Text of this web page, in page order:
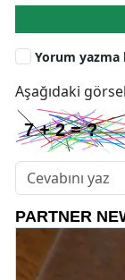
Yorum yazma
Aşağıdaki